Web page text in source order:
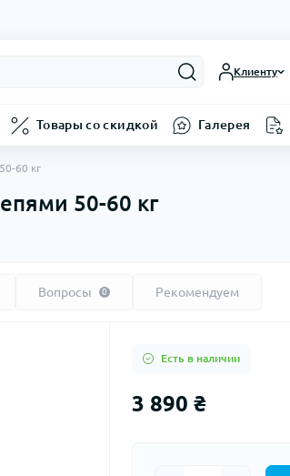
Клиенту
Товары со скидкой Галерея
60 кг
50-60 кг
Вопросы 0 Рекомендуем
Есть в наличии
3 890 ₴